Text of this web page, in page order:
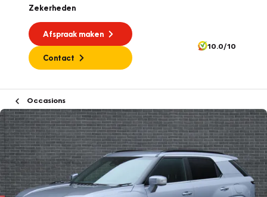
Zekerheden
Afspraak maken
Contact
10.0/10
Occasions